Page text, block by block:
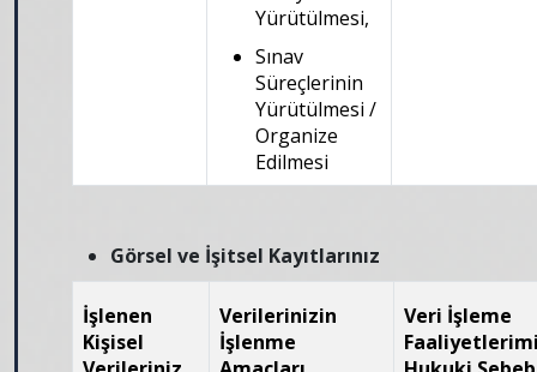
Yürütülmesi,
Sınav
Süreçlerinin
Yürütülmesi /
Organize
Edilmesi
Görsel ve İşitsel Kayıtlarınız
İşlenen
Kişisel
Verilerinizin
İşlenme
Veri İşleme